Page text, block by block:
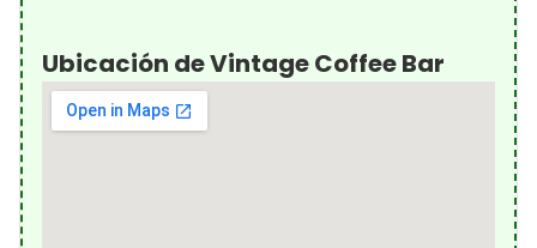
Ubicación de Vintage Coffee Bar